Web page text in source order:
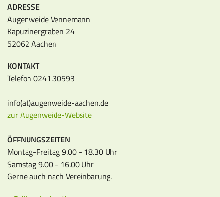
ADRESSE
Augenweide Vennemann
Kapuzinergraben 24
52062 Aachen
KONTAKT
Telefon 0241.30593
info(at)augenweide-aachen.de
zur Augenweide-Website
ÖFFNUNGSZEITEN
Montag-Freitag 9.00 - 18.30 Uhr
Samstag 9.00 - 16.00 Uhr
Gerne auch nach Vereinbarung.